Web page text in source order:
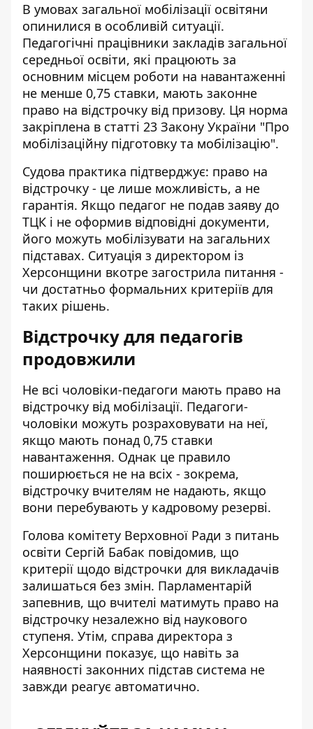
В умовах загальної мобілізації освітяни
опинилися в особливій ситуації.
Педагогічні працівники закладів загальної
середньої освіти, які працюють за
основним місцем роботи на навантаженні
не менше 0,75 ставки, мають законне
право на відстрочку від призову. Ця норма
закріплена в статті 23 Закону України "Про
мобілізаційну підготовку та мобілізацію".
Судова практика підтверджує: право на
відстрочку - це лише можливість, а не
гарантія. Якщо педагог не подав заяву до
ТЦК і не оформив відповідні документи,
його можуть мобілізувати на загальних
підставах. Ситуація з директором із
Херсонщини вкотре загострила питання -
чи достатньо формальних критеріїв для
таких рішень.
Відстрочку для педагогів
продовжили
Не всі чоловіки-педагоги мають право на
відстрочку від мобілізації. Педагоги-
чоловіки можуть розраховувати на неї,
якщо мають понад 0,75 ставки
навантаження. Однак це правило
поширюється не на всіх - зокрема,
відстрочку вчителям не надають, якщо
вони перебувають у кадровому резерві.
Голова комітету Верховної Ради з питань
освіти Сергій Бабак повідомив, що
критерії щодо відстрочки для викладачів
залишаться без змін. Парламентарій
запевнив, що вчителі матимуть право на
відстрочку незалежно від наукового
ступеня. Утім, справа директора з
Херсонщини показує, що навіть за
наявності законних підстав система не
завжди реагує автоматично.